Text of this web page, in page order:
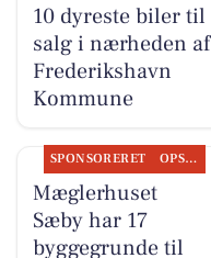
10 dyreste biler til
salg i nærheden af
Frederikshavn
Kommune
SPONSORERET OPSLAGSTAVLEN
Mæglerhuset
Sæby har 17
byggegrunde til